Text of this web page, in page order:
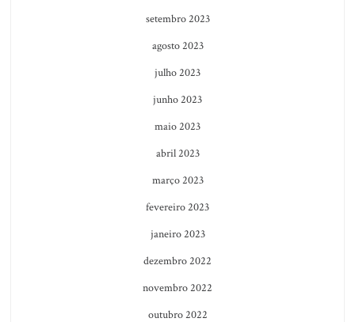
setembro 2023
agosto 2023
julho 2023
junho 2023
maio 2023
abril 2023
março 2023
fevereiro 2023
janeiro 2023
dezembro 2022
novembro 2022
outubro 2022